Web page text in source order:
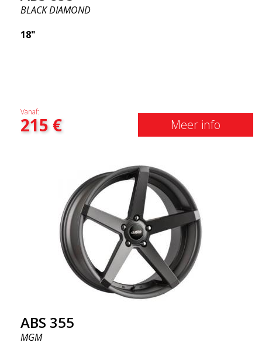
BLACK DIAMOND
18"
Vanaf:
215€ Meer info
ABS 355
MGM